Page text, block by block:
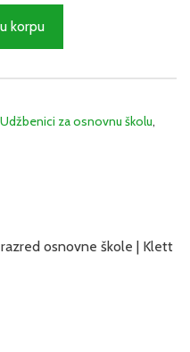
korpu
Udžbenici za osnovnu školu,
osnovne škole | Klett